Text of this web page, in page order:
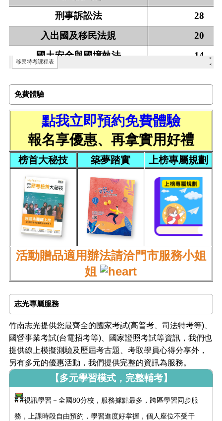
免費體驗
點我立即預約免費體驗
報名享優惠、再拿實用好禮
榜首大秘技 築夢踏實 上榜專屬規劃
活動贈品適用辦法請洽門市服務小姐
姐
志光專屬服務
竹南志光提供您最齊全的國家考試(高普考、司法特考等)、
國營事業考試(台電招考等)、國家證照考試等資訊，我們也
提供線上模擬測驗及歷屆考古題、考取學員心得分享外，
另有多元的優惠活動，我們提供完整的資訊為服務。
【多元學習模式，完整輔考】
視訊學習－全國80分校，服務據點最多，跨區學習同步服
務，上課時段自由預約，學習進度好掌握，個人座位不受干